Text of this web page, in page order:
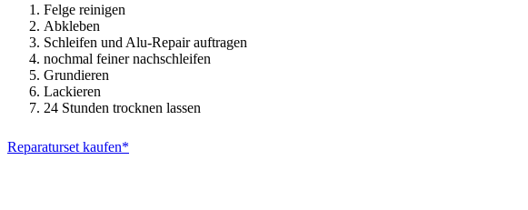
Felge reinigen
Abkleben
Schleifen und Alu-Repair auftragen
nochmal feiner nachschleifen
Grundieren
Lackieren
24 Stunden trocknen lassen
Reparaturset kaufen*